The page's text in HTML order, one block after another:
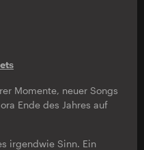
Momente, neuer Songs
Ende des Jahres auf
irgendwie Sinn. Ein